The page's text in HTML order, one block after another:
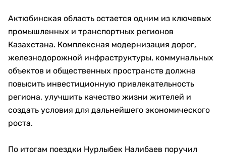
Актюбинская область остается одним из ключевых
промышленных и транспортных регионов
Казахстана. Комплексная модернизация дорог,
железнодорожной инфраструктуры, коммунальных
объектов и общественных пространств должна
повысить инвестиционную привлекательность
региона, улучшить качество жизни жителей и
создать условия для дальнейшего экономического
роста.
По итогам поездки Нурлыбек Налибаев поручил